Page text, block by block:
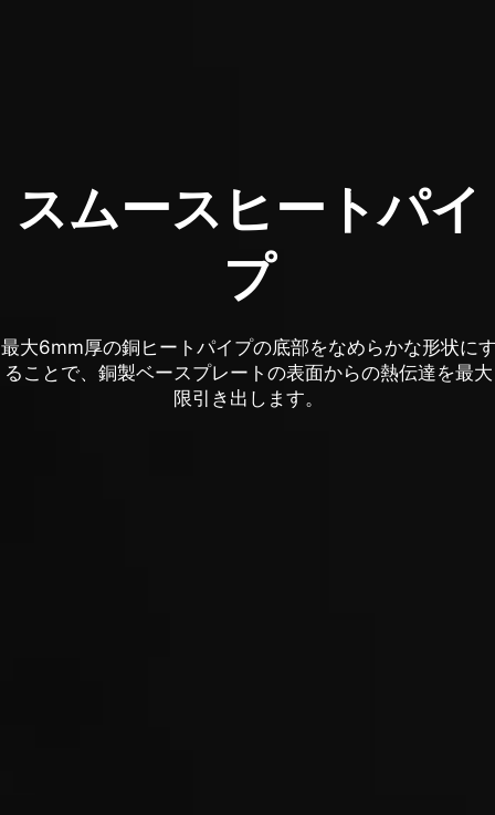
スムースヒートパイ
プ
最大6mm厚の銅ヒートパイプの底部をなめらかな形状に
ることで、銅製ベースプレートの表面からの熱伝達を最大
限引き出します。